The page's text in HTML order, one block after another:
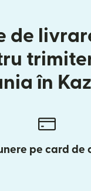
de
în
pe card de